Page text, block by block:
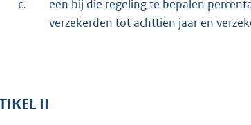
c.
een bij die regeling te bepalen
verzekerden tot achttien jaar en
II